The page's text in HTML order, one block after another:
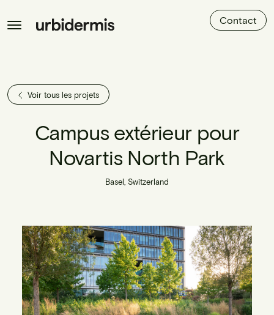
Contact
Voir tous les projets
Campus extérieur pour
Novartis North Park
Basel, Switzerland